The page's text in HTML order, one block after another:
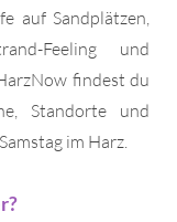
auf Sandplätzen,
Feeling und
findest du
Standorte und
im Harz.